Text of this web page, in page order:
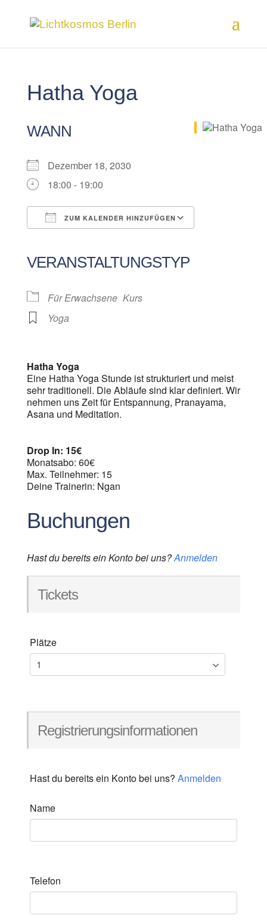
Hatha Yoga
WANN
Dezember 18, 2030
18:00 - 19:00
ZUM KALENDER HINZUFÜGEN
VERANSTALTUNGSTYP
Für Erwachsene Kurs
Yoga
Hatha Yoga
Eine Hatha Yoga Stunde ist strukturiert und meist
sehr traditionell. Die Abläufe sind klar definiert. Wir
nehmen uns Zeit für Entspannung, Pranayama,
Asana und Meditation.
Drop In: 15€
Monatsabo: 60€
Max. Teilnehmer: 15
Deine Trainerin: Ngan
Buchungen
Hast du bereits ein Konto bei uns?Anmelden
Tickets
Plätze
Registrierungsinformationen
Hast du bereits ein Konto bei uns? Anmelden
Name
Telefon